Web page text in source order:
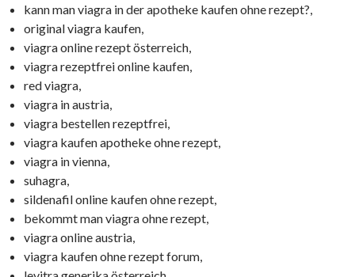
kann man viagra in der apotheke kaufen ohne rezept?,
original viagra kaufen,
viagra online rezept österreich,
viagra rezeptfrei online kaufen,
red viagra,
viagra in austria,
viagra bestellen rezeptfrei,
viagra kaufen apotheke ohne rezept,
viagra in vienna,
suhagra,
sildenafil online kaufen ohne rezept,
bekommt man viagra ohne rezept,
viagra online austria,
viagra kaufen ohne rezept forum,